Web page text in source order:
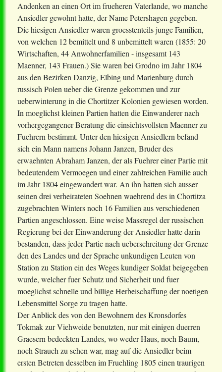
Andenken an einen Ort im frueheren Vaterlande, wo manche
Ansiedler gewohnt hatte, der Name Petershagen gegeben.
Die hiesigen Ansiedler waren groesstenteils junge Familien,
von welchen 12 bemittelt und 8 unbemittelt waren (1855: 20
Wirtschaften, 44 Anwohnerfamilien - insgesamt 143
Maenner, 143 Frauen.) Sie waren bei Grodno im Jahr 1804
aus den Bezirken Danzig, Elbing und Marienburg durch
russisch Polen ueber die Grenze gekommen und zur
ueberwinterung in die Chortitzer Kolonien gewiesen worden.
In moeglichst kleinen Partien hatten die Einwanderer nach
vorhergegangener Beratung die einsichtsvollsten Maenner zu
Fuehrern bestimmt. Unter den hiesigen Ansiedlern befand
sich ein Mann namens Johann Janzen, Bruder des
erwaehnten Abraham Janzen, der als Fuehrer einer Partie mit
bedeutendem Vermoegen und einer zahlreichen Familie auch
im Jahr 1804 eingewandert war. An ihn hatten sich ausser
seinen drei verheirateten Soehnen waehrend des in Chortitza
zugebrachten Winters noch 16 Familien aus verschiedenen
Partien angeschlossen. Eine weise Massregel der russischen
Regierung bei der Einwanderung der Ansiedler hatte darin
bestanden, dass jeder Partie nach ueberschreitung der Grenze
den des Landes und der Sprache unkundigen Leuten von
Station zu Station ein des Weges kundiger Soldat beigegeben
wurde, welcher fuer Schutz und Sicherheit und fuer
moeglichst schnelle und billige Herbeischaffung der noetigen
Lebensmittel Sorge zu tragen hatte.
Der Anblick des von den Bewohnern des Kronsdorfes
Tokmak zur Viehweide benutzten, nur mit einigen duerren
Graesern bedeckten Landes, wo weder Haus, noch Baum,
noch Strauch zu sehen war, mag auf die Ansiedler beim
ersten Betreten desselben im Fruehling 1805 einen traurigen